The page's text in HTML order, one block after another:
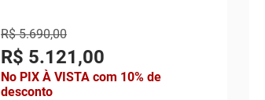
R$ 5.690,00
R$ 5.121,00
No PIX À VISTA com 10% de
desconto